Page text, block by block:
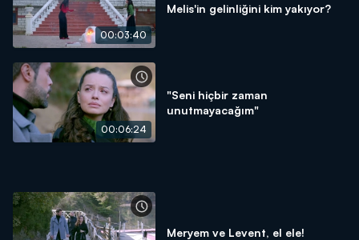
00:03:40
Melis'in gelinliğini kim yakıyor?
00:06:24
"Seni hiçbir zaman
unutmayacağım"
Meryem ve Levent, el ele!